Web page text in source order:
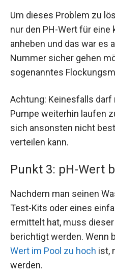
Um dieses Problem zu
nur den PH-Wert für eine
anheben und das war es
Nummer sicher gehen
sogenanntes
Achtung: Keinesfalls darf
Pumpe weiterhin laufen
sich ansonsten nicht
verteilen kann.
Punkt 3: pH-Wert
Nachdem man seinen
Test-Kits oder eines
ermittelt hat, muss dieser
berichtigt werden. Wenn
Wert im Pool zu hoch ist,
werden.